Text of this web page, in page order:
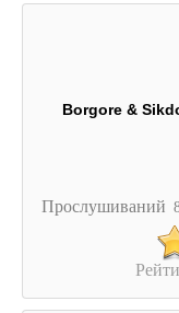
Borgore &
Прослушиваний